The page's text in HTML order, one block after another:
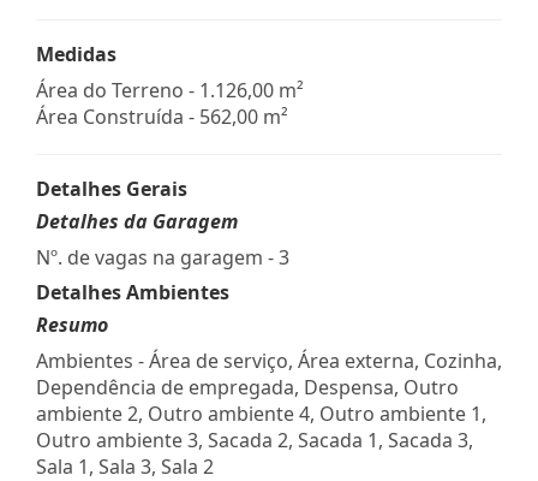
Medidas
Área do Terreno - 1.126,00 m²
Área Construída - 562,00 m²
Detalhes Gerais
Detalhes da Garagem
Nº. de vagas na garagem - 3
Detalhes Ambientes
Resumo
Ambientes - Área de serviço, Área externa, Cozinha,
Dependência de empregada, Despensa, Outro
ambiente 2, Outro ambiente 4, Outro ambiente 1,
Outro ambiente 3, Sacada 2, Sacada 1, Sacada 3,
Sala 1, Sala 3, Sala 2